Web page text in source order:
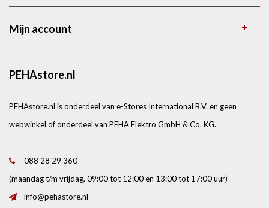
Mijn account
PEHAstore.nl
PEHAstore.nl is onderdeel van e-Stores International B.V. en geen
webwinkel of onderdeel van PEHA Elektro GmbH & Co. KG.
088 28 29 360
(maandag t/m vrijdag, 09:00 tot 12:00 en 13:00 tot 17:00 uur)
info@pehastore.nl